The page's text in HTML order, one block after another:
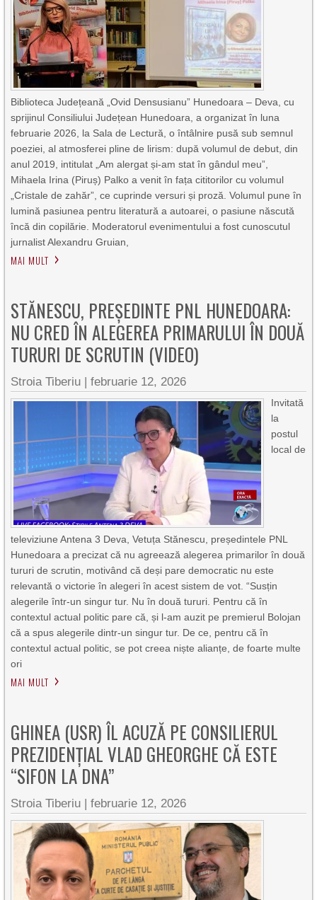
Biblioteca Județeană „Ovid Densusianu” Hunedoara – Deva, cu
sprijinul Consiliului Județean Hunedoara, a organizat în luna
februarie 2026, la Sala de Lectură, o întâlnire pusă sub semnul
poeziei, al atmosferei pline de lirism: după volumul de debut, din
anul 2019, intitulat „Am alergat și-am stat în gândul meu”,
Mihaela Irina (Piruș) Palko a venit în fața cititorilor cu volumul
„Cristale de zahăr”, ce cuprinde versuri și proză. Volumul pune în
lumină pasiunea pentru literatură a autoarei, o pasiune născută
încă din copilărie. Moderatorul evenimentului a fost cunoscutul
jurnalist Alexandru Gruian,
MAI MULT
STĂNESCU, PREȘEDINTE PNL HUNEDOARA:
NU CRED ÎN ALEGEREA PRIMARULUI ÎN DOUĂ
TURURI DE SCRUTIN (VIDEO)
Stroia Tiberiu |februarie 12, 2026
Invitată
la
postul
local de
televiziune Antena 3 Deva, Vetuța Stănescu, președintele PNL
Hunedoara a precizat că nu agreează alegerea primarilor în două
tururi de scrutin, motivând că deși pare democratic nu este
relevantă o victorie în alegeri în acest sistem de vot. “Susțin
alegerile într-un singur tur. Nu în două tururi. Pentru că în
contextul actual politic pare că, și l-am auzit pe premierul Bolojan
că a spus alegerile dintr-un singur tur. De ce, pentru că în
contextul actual politic, se pot creea niște alianțe, de foarte multe
ori
MAI MULT
GHINEA (USR) ÎL ACUZĂ PE CONSILIERUL
PREZIDENȚIAL VLAD GHEORGHE CĂ ESTE
“SIFON LA DNA”
Stroia Tiberiu |februarie 12, 2026